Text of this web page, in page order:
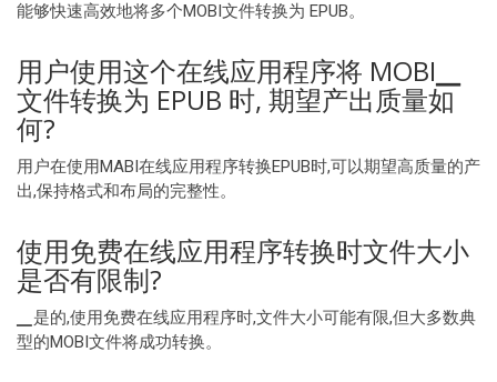
能够快速高效地将多个MOBI文件转换为 EPUB。
用户使用这个在线应用程序将 MOBI▁
文件转换为 EPUB 时, 期望产出质量如
何?
用户在使用MABI在线应用程序转换EPUB时,可以期望高质量的产
出,保持格式和布局的完整性。
使用免费在线应用程序转换时文件大小
是否有限制?
▁是的,使用免费在线应用程序时,文件大小可能有限,但大多数典
型的MOBI文件将成功转换。